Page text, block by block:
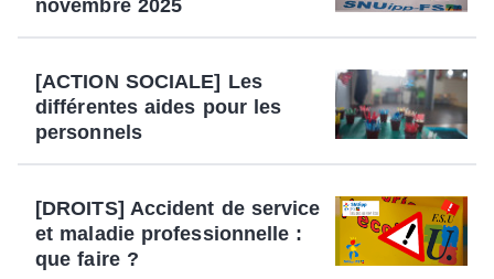
novembre 2025
[ACTION SOCIALE] Les
différentes aides pour les
personnels
[DROITS] Accident de service
et maladie professionnelle :
que faire ?